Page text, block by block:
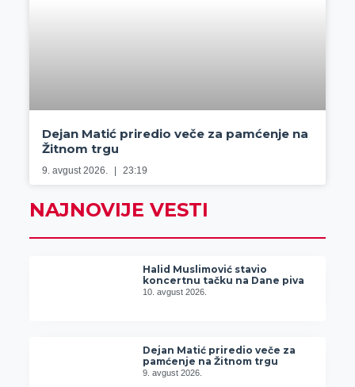
Dejan Matić priredio veče za pamćenje na
Žitnom trgu
9. avgust 2026. 23:19
NAJNOVIJE VESTI
Halid Muslimović stavio
koncertnu tačku na Dane piva
10. avgust 2026.
Dejan Matić priredio veče za
pamćenje na Žitnom trgu
9. avgust 2026.